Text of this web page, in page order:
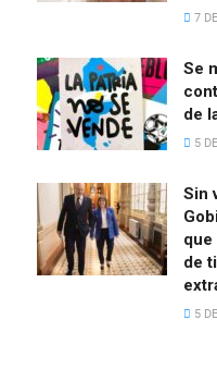
7
Se
de
5
Sin
que
de
5